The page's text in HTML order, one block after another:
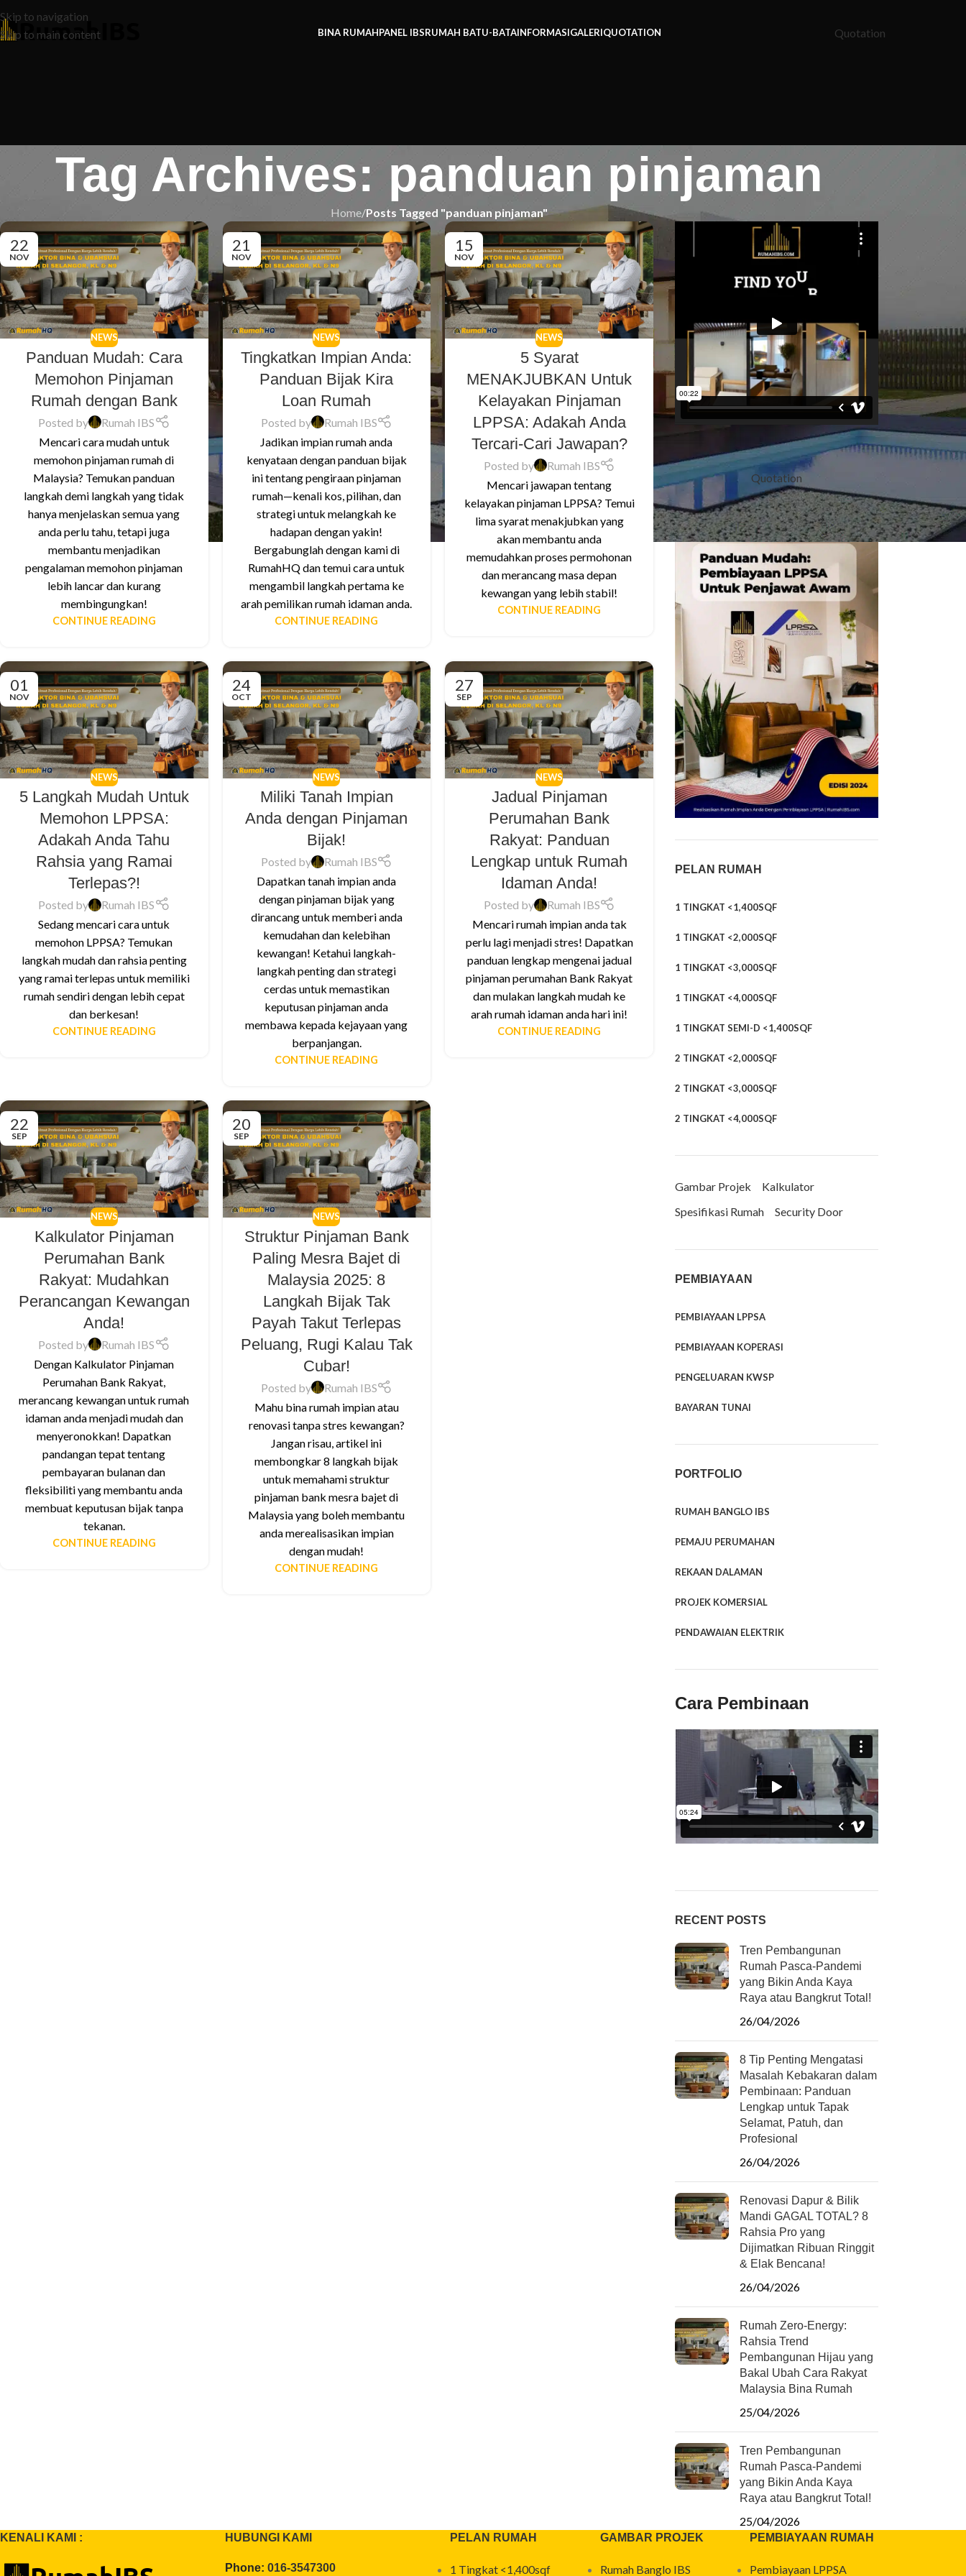
Skip to navigation
Skip to main content
BINA RUMAHPANEL IBSRUMAH BATU-BATAINFORMASIGALERIQUOTATION Quotation
Tag Archives: panduan pinjaman
Home/Posts Tagged "panduan pinjaman"
22
NOV
NEWS
Panduan Mudah: Cara
Memohon Pinjaman
Rumah dengan Bank
Posted by
Rumah IBS
Mencari cara mudah untuk
memohon pinjaman rumah di
Malaysia? Temukan panduan
langkah demi langkah yang tidak
hanya menjelaskan semua yang
anda perlu tahu, tetapi juga
membantu menjadikan
pengalaman memohon pinjaman
lebih lancar dan kurang
membingungkan!
CONTINUE READING
21
NOV
NEWS
Tingkatkan Impian Anda:
Panduan Bijak Kira
Loan Rumah
Posted by
Rumah IBS
Jadikan impian rumah anda
kenyataan dengan panduan bijak
ini tentang pengiraan pinjaman
rumah—kenali kos, pilihan, dan
strategi untuk melangkah ke
hadapan dengan yakin!
Bergabunglah dengan kami di
RumahHQ dan temui cara untuk
mengambil langkah pertama ke
arah pemilikan rumah idaman anda.
CONTINUE READING
15
NOV
NEWS
5 Syarat
MENAKJUBKAN Untuk
Kelayakan Pinjaman
LPPSA: Adakah Anda
Tercari-Cari Jawapan?
Posted by
Rumah IBS
Mencari jawapan tentang
kelayakan pinjaman LPPSA? Temui
lima syarat menakjubkan yang
akan membantu anda
memudahkan proses permohonan
dan merancang masa depan
kewangan yang lebih stabil!
CONTINUE READING
01
NOV
NEWS
5 Langkah Mudah Untuk
Memohon LPPSA:
Adakah Anda Tahu
Rahsia yang Ramai
Terlepas?!
Posted by
Rumah IBS
Sedang mencari cara untuk
memohon LPPSA? Temukan
langkah mudah dan rahsia penting
yang ramai terlepas untuk memiliki
rumah sendiri dengan lebih cepat
dan berkesan!
CONTINUE READING
24
OCT
NEWS
Miliki Tanah Impian
Anda dengan Pinjaman
Bijak!
Posted by
Rumah IBS
Dapatkan tanah impian anda
dengan pinjaman bijak yang
dirancang untuk memberi anda
kemudahan dan kelebihan
kewangan! Ketahui langkah-
langkah penting dan strategi
cerdas untuk memastikan
keputusan pinjaman anda
membawa kepada kejayaan yang
berpanjangan.
CONTINUE READING
27
SEP
NEWS
Jadual Pinjaman
Perumahan Bank
Rakyat: Panduan
Lengkap untuk Rumah
Idaman Anda!
Posted by
Rumah IBS
Mencari rumah impian anda tak
perlu lagi menjadi stres! Dapatkan
panduan lengkap mengenai jadual
pinjaman perumahan Bank Rakyat
dan mulakan langkah mudah ke
arah rumah idaman anda hari ini!
CONTINUE READING
22
SEP
NEWS
Kalkulator Pinjaman
Perumahan Bank
Rakyat: Mudahkan
Perancangan Kewangan
Anda!
Posted by
Rumah IBS
Dengan Kalkulator Pinjaman
Perumahan Bank Rakyat,
merancang kewangan untuk rumah
idaman anda menjadi mudah dan
menyeronokkan! Dapatkan
pandangan tepat tentang
pembayaran bulanan dan
fleksibiliti yang membantu anda
membuat keputusan bijak tanpa
tekanan.
CONTINUE READING
20
SEP
NEWS
Struktur Pinjaman Bank
Paling Mesra Bajet di
Malaysia 2025: 8
Langkah Bijak Tak
Payah Takut Terlepas
Peluang, Rugi Kalau Tak
Cubar!
Posted by
Rumah IBS
Mahu bina rumah impian atau
renovasi tanpa stres kewangan?
Jangan risau, artikel ini
membongkar 8 langkah bijak
untuk memahami struktur
pinjaman bank mesra bajet di
Malaysia yang boleh membantu
anda merealisasikan impian
dengan mudah!
CONTINUE READING
Quotation
PELAN RUMAH
1 TINGKAT <1,400SQF
1 TINGKAT <2,000SQF
1 TINGKAT <3,000SQF
1 TINGKAT <4,000SQF
1 TINGKAT SEMI-D <1,400SQF
2 TINGKAT <2,000SQF
2 TINGKAT <3,000SQF
2 TINGKAT <4,000SQF
Gambar Projek
Kalkulator
Spesifikasi Rumah
Security Door
PEMBIAYAAN
PEMBIAYAAN LPPSA
PEMBIAYAAN KOPERASI
PENGELUARAN KWSP
BAYARAN TUNAI
PORTFOLIO
RUMAH BANGLO IBS
PEMAJU PERUMAHAN
REKAAN DALAMAN
PROJEK KOMERSIAL
PENDAWAIAN ELEKTRIK
Cara Pembinaan
RECENT POSTS
Tren Pembangunan
Rumah Pasca-Pandemi
yang Bikin Anda Kaya
Raya atau Bangkrut Total!
26/04/2026
8 Tip Penting Mengatasi
Masalah Kebakaran dalam
Pembinaan: Panduan
Lengkap untuk Tapak
Selamat, Patuh, dan
Profesional
26/04/2026
Renovasi Dapur & Bilik
Mandi GAGAL TOTAL? 8
Rahsia Pro yang
Dijimatkan Ribuan Ringgit
& Elak Bencana!
26/04/2026
Rumah Zero-Energy:
Rahsia Trend
Pembangunan Hijau yang
Bakal Ubah Cara Rakyat
Malaysia Bina Rumah
25/04/2026
Tren Pembangunan
Rumah Pasca-Pandemi
yang Bikin Anda Kaya
Raya atau Bangkrut Total!
25/04/2026
KENALI KAMI : HUBUNGI KAMI
Phone: 016-3547300
PELAN RUMAH
1 Tingkat <1,400sqf
GAMBAR PROJEK
Rumah Banglo IBS
PEMBIAYAAN RUMAH
Pembiayaan LPPSA